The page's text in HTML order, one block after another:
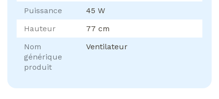
Puissance
45 W
Hauteur
77 cm
Nom
générique
produit
Ventilateur